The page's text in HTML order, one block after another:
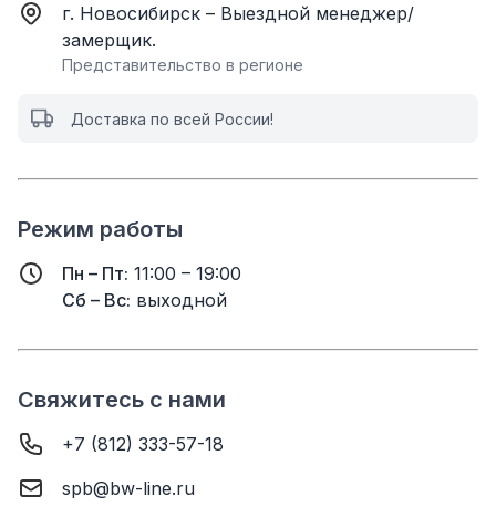
г. Новосибирск – Выездной менеджер/
замерщик.
Представительство в регионе
Доставка по всей России!
Режим работы
Пн – Пт: 11:00 – 19:00
Сб – Вс: выходной
Свяжитесь с нами
+7 (812) 333-57-18
spb@bw-line.ru